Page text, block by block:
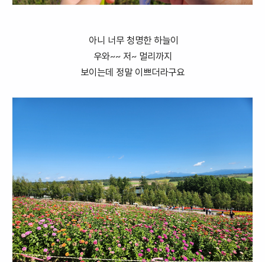
아니 너무 청명한 하늘이
우와~~ 저~ 멀리까지
보이는데 정말 이쁘더라구요